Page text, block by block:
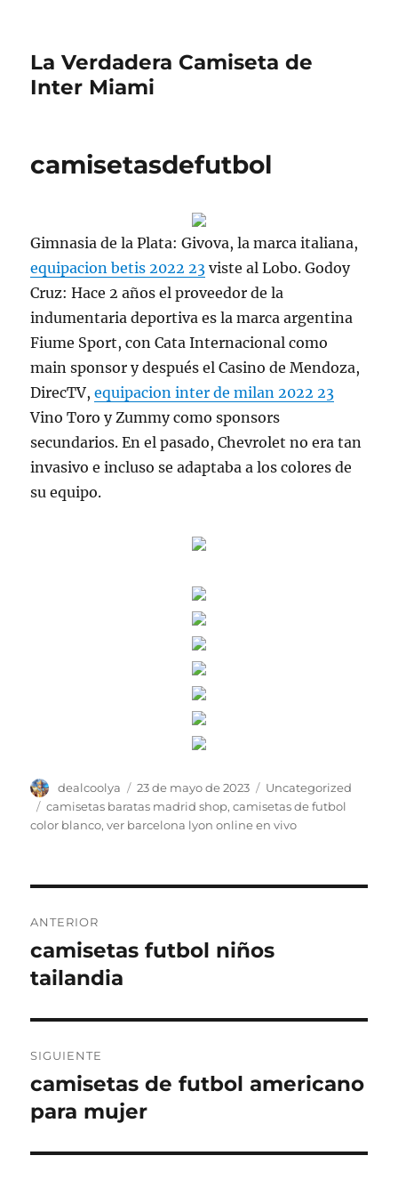
La Verdadera Camiseta de
Inter Miami
camisetasdefutbol
Gimnasia de la Plata: Givova, la marca italiana,
equipacion betis 2022 23 viste al Lobo. Godoy
Cruz: Hace 2 años el proveedor de la
indumentaria deportiva es la marca argentina
Fiume Sport, con Cata Internacional como
main sponsor y después el Casino de Mendoza,
DirecTV,equipacion inter de milan 2022 23
Vino Toro y Zummy como sponsors
secundarios. En el pasado, Chevrolet no era tan
invasivo e incluso se adaptaba a los colores de
su equipo.
Autor
dealcoolya
Publicado
el
23 de mayo de 2023 Categorías
Uncategorized
Etiquetas
camisetas baratas madrid shop,camisetas de futbol
color blanco,ver barcelona lyon online en vivo
de
entradas
ANTERIOR
Entrada
anterior:
camisetas futbol niños
tailandia
SIGUIENTE
Entrada
siguiente:
camisetas de futbol americano
para mujer